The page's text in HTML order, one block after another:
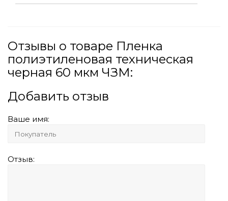
Отзывы о товаре Пленка
полиэтиленовая техническая
черная 60 мкм ЧЗМ:
Добавить отзыв
Ваше имя:
Отзыв: